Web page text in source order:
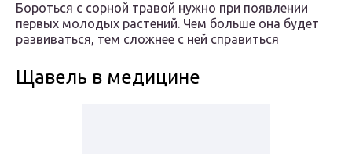
Бороться с сорной травой нужно при появлении
первых молодых растений. Чем больше она будет
развиваться, тем сложнее с ней справиться
Щавель в медицине